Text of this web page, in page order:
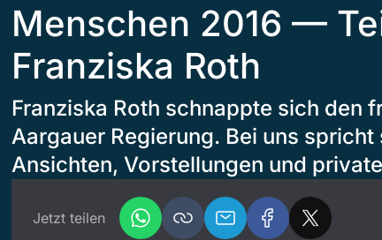
Menschen 2016 —
Franziska Roth
Franziska Roth schnappte sich den
Aargauer Regierung. Bei uns spricht
Ansichten, Vorstellungen und
Jetzt teilen